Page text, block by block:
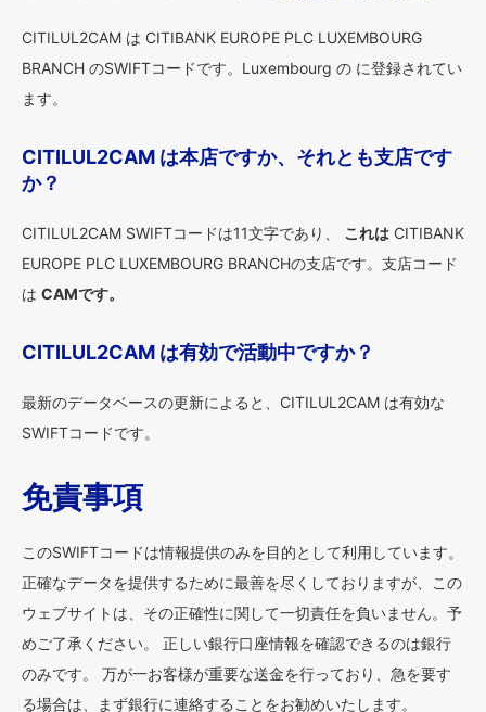
CITILUL2CAM は CITIBANK EUROPE PLC LUXEMBOURG
BRANCH のSWIFTコードです。Luxembourg の に登録されてい
ます。
CITILUL2CAM は本店ですか、それとも支店です
か？
CITILUL2CAM SWIFTコードは11文字であり、 これは CITIBANK
EUROPE PLC LUXEMBOURG BRANCHの支店です。支店コード
は CAMです。
CITILUL2CAM は有効で活動中ですか？
最新のデータベースの更新によると、CITILUL2CAM は有効な
SWIFTコードです。
免責事項
このSWIFTコードは情報提供のみを目的として利用しています。
正確なデータを提供するために最善を尽くしておりますが、この
ウェブサイトは、その正確性に関して一切責任を負いません。予
めご了承ください。 正しい銀行口座情報を確認できるのは銀行
のみです。 万が一お客様が重要な送金を行っており、急を要す
る場合は、まず銀行に連絡することをお勧めいたします。